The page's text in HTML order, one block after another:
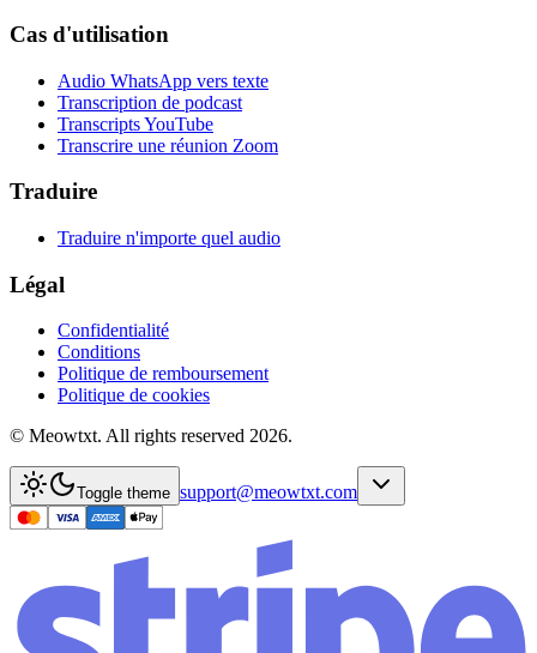
Cas d'utilisation
Audio WhatsApp vers texte
Transcription de podcast
Transcripts YouTube
Transcrire une réunion Zoom
Traduire
Traduire n'importe quel audio
Légal
Confidentialité
Conditions
Politique de remboursement
Politique de cookies
© Meowtxt. All rights reserved 2026.
Toggle theme support@meowtxt.com